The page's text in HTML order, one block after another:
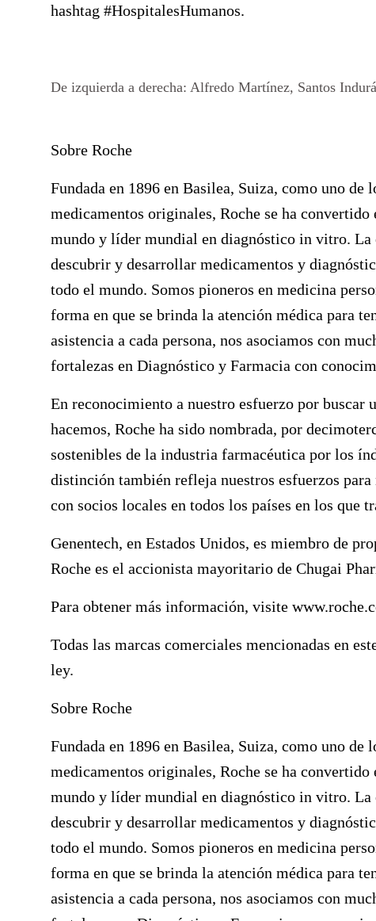
hashtag #HospitalesHumanos.
De izquierda a derecha: Alfredo Martínez, Santos
Sobre Roche
Fundada en 1896 en Basilea, Suiza, como uno
medicamentos originales, Roche se ha
mundo y líder mundial en diagnóstico in vitro. La
descubrir y desarrollar medicamentos y
todo el mundo. Somos pioneros en medicina
forma en que se brinda la atención médica para
asistencia a cada persona, nos asociamos con
fortalezas en Diagnóstico y Farmacia con
En reconocimiento a nuestro esfuerzo por buscar
hacemos, Roche ha sido nombrada, por
sostenibles de la industria farmacéutica por los
distinción también refleja nuestros esfuerzos
con socios locales en todos los países en los que
Genentech, en Estados Unidos, es miembro de
Roche es el accionista mayoritario de Chugai
Para obtener más información, visite
Todas las marcas comerciales mencionadas en
ley.
Sobre Roche
Fundada en 1896 en Basilea, Suiza, como uno
medicamentos originales, Roche se ha
mundo y líder mundial en diagnóstico in vitro. La
descubrir y desarrollar medicamentos y
todo el mundo. Somos pioneros en medicina
forma en que se brinda la atención médica para
asistencia a cada persona, nos asociamos con